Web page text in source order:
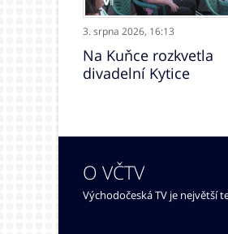
3. srpna 2026, 16:13
Na Kuňce rozkvetla
divadelní Kytice
O VČTV
Východočeská TV je největší